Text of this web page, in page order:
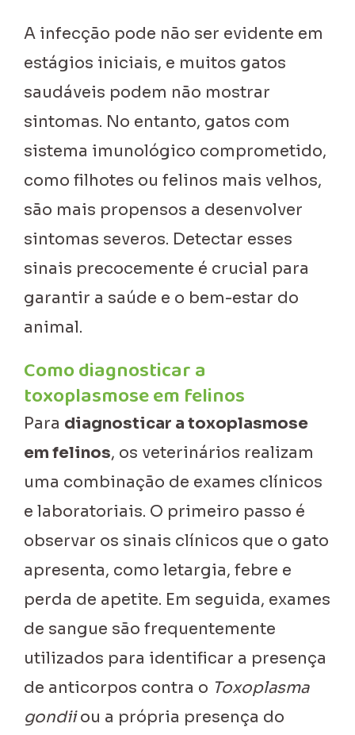
A infecção pode não ser evidente em
estágios iniciais, e muitos gatos
saudáveis podem não mostrar
sintomas. No entanto, gatos com
sistema imunológico comprometido,
como filhotes ou felinos mais velhos,
são mais propensos a desenvolver
sintomas severos. Detectar esses
sinais precocemente é crucial para
garantir a saúde e o bem-estar do
animal.
Como diagnosticar a
toxoplasmose em felinos
Para diagnosticar a toxoplasmose
em felinos, os veterinários realizam
uma combinação de exames clínicos
e laboratoriais. O primeiro passo é
observar os sinais clínicos que o gato
apresenta, como letargia, febre e
perda de apetite. Em seguida, exames
de sangue são frequentemente
utilizados para identificar a presença
de anticorpos contra o Toxoplasma
gondiiou a própria presença do